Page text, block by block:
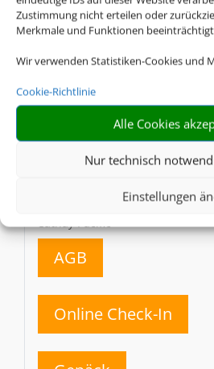
Zustimmung nicht erteilen oder
Merkmale und Funktionen
Wir verwenden Statistiken-Cookies und
Cookie-Richtlinie
Alle Cookies
Nur technisch
Einstellungen
Caribbean Airlines
Online Check-In
Gepäck
Cathay Pacific
AGB
Online Check-In